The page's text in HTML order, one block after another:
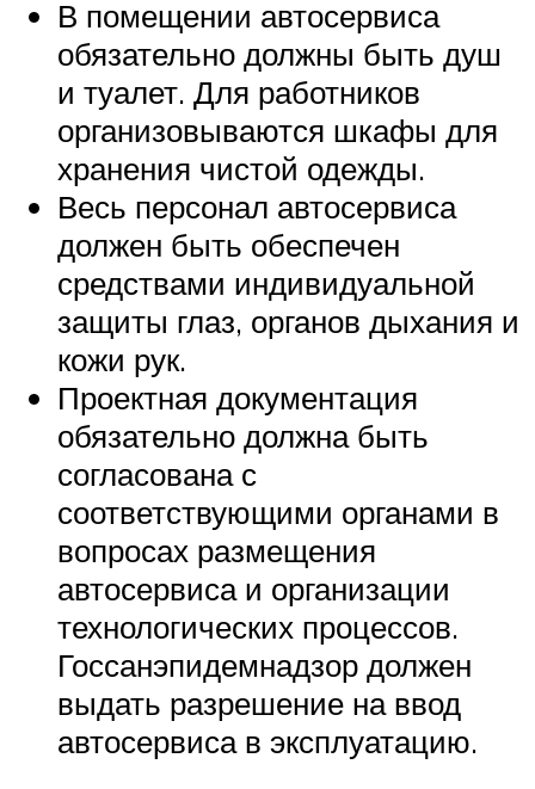
В помещении автосервиса
обязательно должны быть душ
и туалет. Для работников
организовываются шкафы для
хранения чистой одежды.
Весь персонал автосервиса
должен быть обеспечен
средствами индивидуальной
защиты глаз, органов дыхания и
кожи рук.
Проектная документация
обязательно должна быть
согласована с
соответствующими органами в
вопросах размещения
автосервиса и организации
технологических процессов.
Госсанэпидемнадзор должен
выдать разрешение на ввод
автосервиса в эксплуатацию.